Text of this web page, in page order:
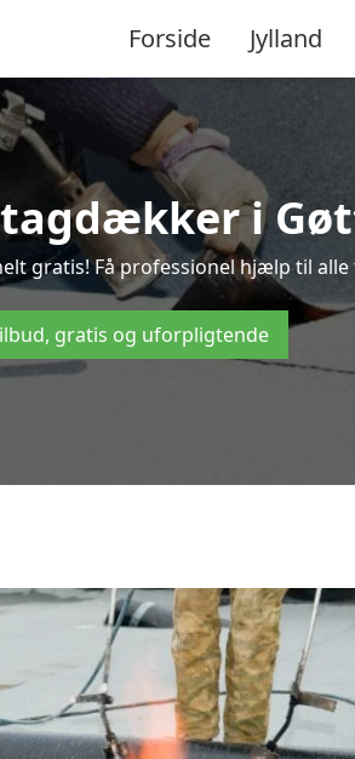
Forside Jylland
i
gratis! Få professionel hjælp til
gratis og uforpligtende